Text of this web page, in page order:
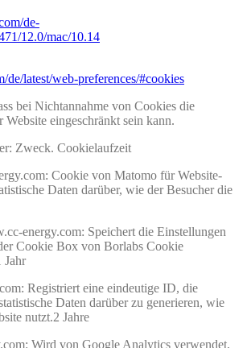
de-
12.0/mac/10.14
de/latest/web-preferences/#cookies
bei Nichtannahme von Cookies die
Website eingeschränkt sein kann.
Zweck. Cookielaufzeit
Cookie von Matomo für Website-
Daten darüber, wie der Besucher die
energy.com: Speichert die Einstellungen
Cookie Box von Borlabs Cookie
Jahr
Registriert eine eindeutige ID, die
Daten darüber zu generieren, wie
nutzt.2 Jahre
Wird von Google Analytics verwendet,